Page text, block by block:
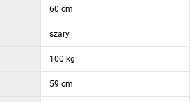
60 cm
szary
100 kg
59 cm